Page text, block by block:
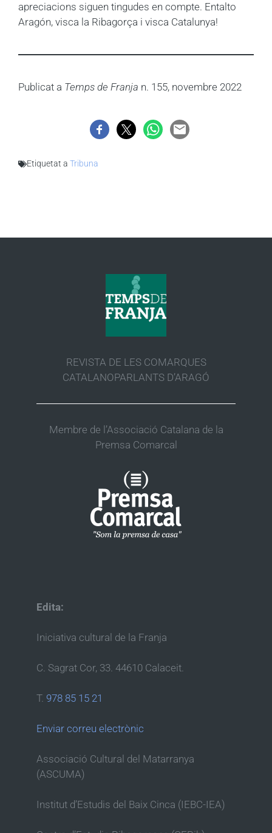
apreciacions siguen tingudes en compte. Entalto
Aragón, visca la Ribagorça i visca Catalunya!
Publicat a Temps de Franja n. 155, novembre 2022
Etiquetat a Tribuna
REVISTA DE LES COMARQUES
CATALANOPARLANTS D’ARAGÓ
Membre de l’Associació Catalana de la
Premsa Comarcal
Edita:
Iniciativa cultural de la Franja
C. Sagrat Cor, 33. 44610 Calaceit.
T. 978 85 15 21
Enviar correu electrònic
Associació Cultural del Matarranya
(ASCUMA)
Institut d’Estudis del Baix Cinca (IEBC-IEA)